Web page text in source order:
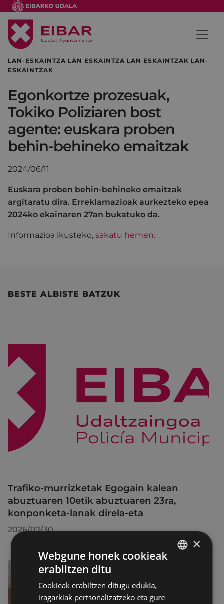
LAN-ESKAINTZA LAN ESKAINTZA LAN ESKAINTZAK LAN-
ESKAINTZAK
Egonkortze prozesuak,
Tokiko Poliziaren bost
agente: euskara proben
behin-behineko emaitzak
2024/06/11
Euskara proben behin-behineko emaitzak
argitaratu dira. Erreklamazioak aurkezteko epea
2024ko ekainaren 27an bukatuko da.
Informazioa ikusteko, sakatu hemen.
BESTE ALBISTE BATZUK
Trafiko-murrizketak Egogain kalean
abuztuaren 10etik abuztuaren 23ra,
konponketa-lanak direla-eta
2026/07/30
×
Webgune honek cookieak
erabiltzen ditu
Cookieak erabiltzen ditugu edukia,
iragarkiak pertsonalizatzeko eta gure